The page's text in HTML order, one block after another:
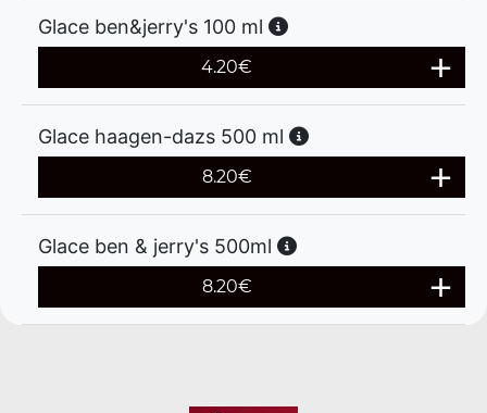
Glace ben&jerry's 100 ml
4.20€
Glace haagen-dazs 500 ml
8.20€
Glace ben & jerry's 500ml
8.20€